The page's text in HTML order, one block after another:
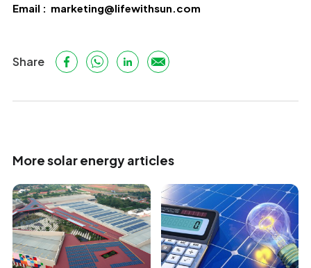
Email : marketing@lifewithsun.com
Share
More solar energy articles